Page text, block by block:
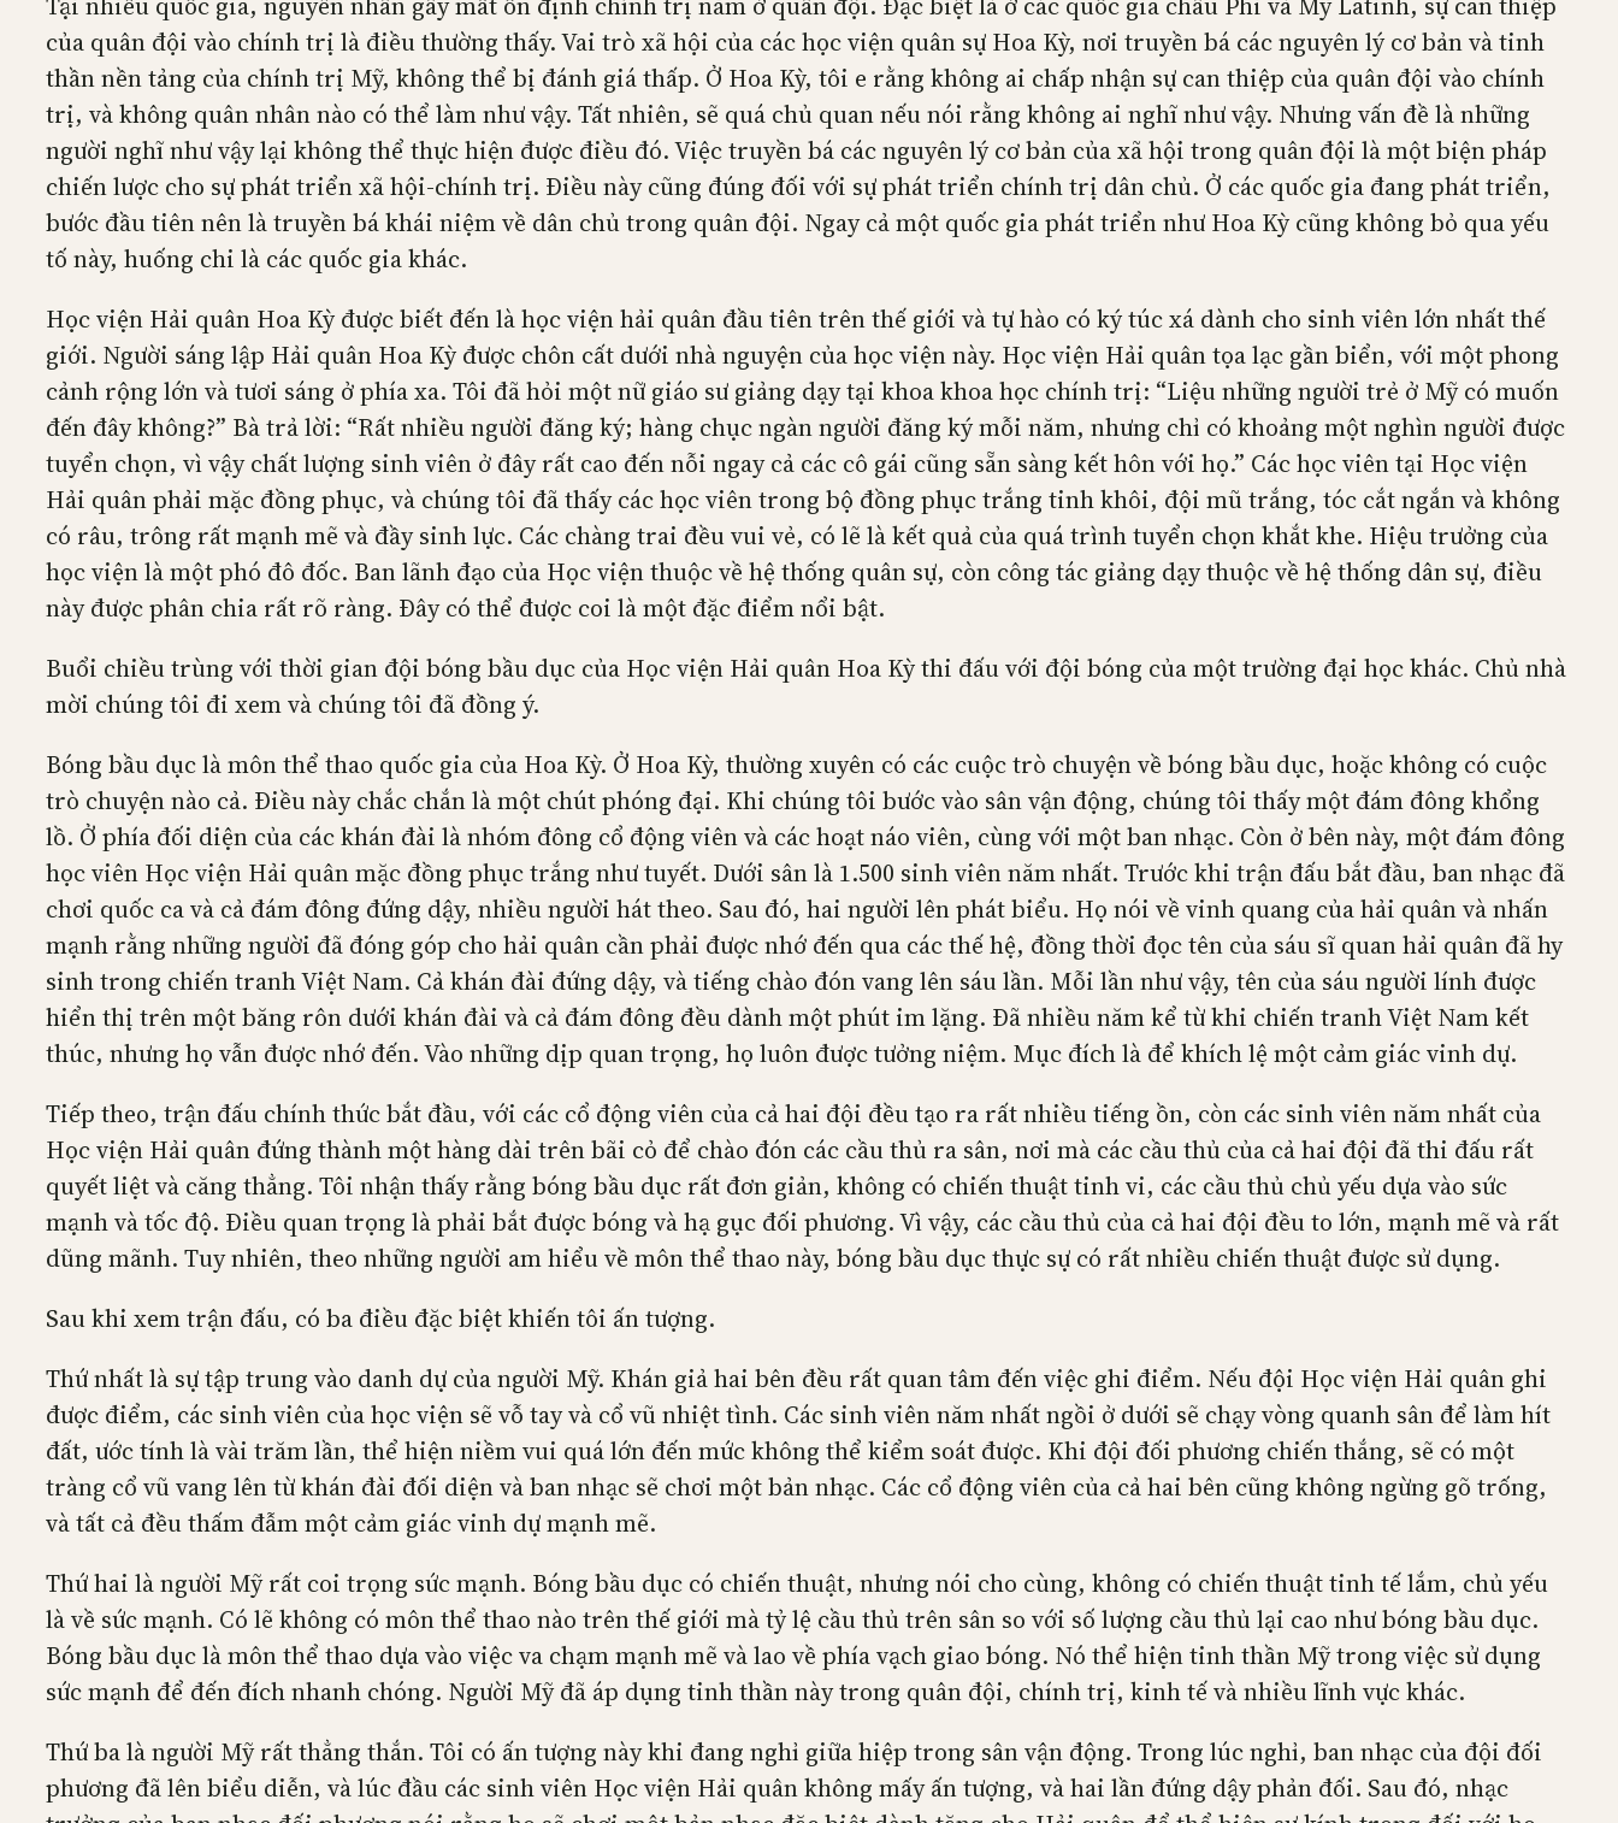
của quân đội vào chính trị là điều thường thấy. Vai trò xã hội của các học viện quân sự Hoa Kỳ, nơi truyền bá các nguyên lý cơ bản và tinh
thần nền tảng của chính trị Mỹ, không thể bị đánh giá thấp. Ở Hoa Kỳ, tôi e rằng không ai chấp nhận sự can thiệp của quân đội vào chính
trị, và không quân nhân nào có thể làm như vậy. Tất nhiên, sẽ quá chủ quan nếu nói rằng không ai nghĩ như vậy. Nhưng vấn đề là những
người nghĩ như vậy lại không thể thực hiện được điều đó. Việc truyền bá các nguyên lý cơ bản của xã hội trong quân đội là một biện pháp
chiến lược cho sự phát triển xã hội-chính trị. Điều này cũng đúng đối với sự phát triển chính trị dân chủ. Ở các quốc gia đang phát triển,
bước đầu tiên nên là truyền bá khái niệm về dân chủ trong quân đội. Ngay cả một quốc gia phát triển như Hoa Kỳ cũng không bỏ qua yếu
tố này, huống chi là các quốc gia khác.
Học viện Hải quân Hoa Kỳ được biết đến là học viện hải quân đầu tiên trên thế giới và tự hào có ký túc xá dành cho sinh viên lớn nhất thế
giới. Người sáng lập Hải quân Hoa Kỳ được chôn cất dưới nhà nguyện của học viện này. Học viện Hải quân tọa lạc gần biển, với một phong
cảnh rộng lớn và tươi sáng ở phía xa. Tôi đã hỏi một nữ giáo sư giảng dạy tại khoa khoa học chính trị: “Liệu những người trẻ ở Mỹ có muốn
đến đây không?” Bà trả lời: “Rất nhiều người đăng ký; hàng chục ngàn người đăng ký mỗi năm, nhưng chỉ có khoảng một nghìn người được
tuyển chọn, vì vậy chất lượng sinh viên ở đây rất cao đến nỗi ngay cả các cô gái cũng sẵn sàng kết hôn với họ.” Các học viên tại Học viện
Hải quân phải mặc đồng phục, và chúng tôi đã thấy các học viên trong bộ đồng phục trắng tinh khôi, đội mũ trắng, tóc cắt ngắn và không
có râu, trông rất mạnh mẽ và đầy sinh lực. Các chàng trai đều vui vẻ, có lẽ là kết quả của quá trình tuyển chọn khắt khe. Hiệu trưởng của
học viện là một phó đô đốc. Ban lãnh đạo của Học viện thuộc về hệ thống quân sự, còn công tác giảng dạy thuộc về hệ thống dân sự, điều
này được phân chia rất rõ ràng. Đây có thể được coi là một đặc điểm nổi bật.
Buổi chiều trùng với thời gian đội bóng bầu dục của Học viện Hải quân Hoa Kỳ thi đấu với đội bóng của một trường đại học khác. Chủ nhà
mời chúng tôi đi xem và chúng tôi đã đồng ý.
Bóng bầu dục là môn thể thao quốc gia của Hoa Kỳ. Ở Hoa Kỳ, thường xuyên có các cuộc trò chuyện về bóng bầu dục, hoặc không có cuộc
trò chuyện nào cả. Điều này chắc chắn là một chút phóng đại. Khi chúng tôi bước vào sân vận động, chúng tôi thấy một đám đông khổng
lồ. Ở phía đối diện của các khán đài là nhóm đông cổ động viên và các hoạt náo viên, cùng với một ban nhạc. Còn ở bên này, một đám đông
học viên Học viện Hải quân mặc đồng phục trắng như tuyết. Dưới sân là 1.500 sinh viên năm nhất. Trước khi trận đấu bắt đầu, ban nhạc đã
chơi quốc ca và cả đám đông đứng dậy, nhiều người hát theo. Sau đó, hai người lên phát biểu. Họ nói về vinh quang của hải quân và nhấn
mạnh rằng những người đã đóng góp cho hải quân cần phải được nhớ đến qua các thế hệ, đồng thời đọc tên của sáu sĩ quan hải quân đã hy
sinh trong chiến tranh Việt Nam. Cả khán đài đứng dậy, và tiếng chào đón vang lên sáu lần. Mỗi lần như vậy, tên của sáu người lính được
hiển thị trên một băng rôn dưới khán đài và cả đám đông đều dành một phút im lặng. Đã nhiều năm kể từ khi chiến tranh Việt Nam kết
thúc, nhưng họ vẫn được nhớ đến. Vào những dịp quan trọng, họ luôn được tưởng niệm. Mục đích là để khích lệ một cảm giác vinh dự.
Tiếp theo, trận đấu chính thức bắt đầu, với các cổ động viên của cả hai đội đều tạo ra rất nhiều tiếng ồn, còn các sinh viên năm nhất của
Học viện Hải quân đứng thành một hàng dài trên bãi cỏ để chào đón các cầu thủ ra sân, nơi mà các cầu thủ của cả hai đội đã thi đấu rất
quyết liệt và căng thẳng. Tôi nhận thấy rằng bóng bầu dục rất đơn giản, không có chiến thuật tinh vi, các cầu thủ chủ yếu dựa vào sức
mạnh và tốc độ. Điều quan trọng là phải bắt được bóng và hạ gục đối phương. Vì vậy, các cầu thủ của cả hai đội đều to lớn, mạnh mẽ và rất
dũng mãnh. Tuy nhiên, theo những người am hiểu về môn thể thao này, bóng bầu dục thực sự có rất nhiều chiến thuật được sử dụng.
Sau khi xem trận đấu, có ba điều đặc biệt khiến tôi ấn tượng.
Thứ nhất là sự tập trung vào danh dự của người Mỹ. Khán giả hai bên đều rất quan tâm đến việc ghi điểm. Nếu đội Học viện Hải quân ghi
được điểm, các sinh viên của học viện sẽ vỗ tay và cổ vũ nhiệt tình. Các sinh viên năm nhất ngồi ở dưới sẽ chạy vòng quanh sân để làm hít
đất, ước tính là vài trăm lần, thể hiện niềm vui quá lớn đến mức không thể kiểm soát được. Khi đội đối phương chiến thắng, sẽ có một
tràng cổ vũ vang lên từ khán đài đối diện và ban nhạc sẽ chơi một bản nhạc. Các cổ động viên của cả hai bên cũng không ngừng gõ trống,
và tất cả đều thấm đẫm một cảm giác vinh dự mạnh mẽ.
Thứ hai là người Mỹ rất coi trọng sức mạnh. Bóng bầu dục có chiến thuật, nhưng nói cho cùng, không có chiến thuật tinh tế lắm, chủ yếu
là về sức mạnh. Có lẽ không có môn thể thao nào trên thế giới mà tỷ lệ cầu thủ trên sân so với số lượng cầu thủ lại cao như bóng bầu dục.
Bóng bầu dục là môn thể thao dựa vào việc va chạm mạnh mẽ và lao về phía vạch giao bóng. Nó thể hiện tinh thần Mỹ trong việc sử dụng
sức mạnh để đến đích nhanh chóng. Người Mỹ đã áp dụng tinh thần này trong quân đội, chính trị, kinh tế và nhiều lĩnh vực khác.
Thứ ba là người Mỹ rất thẳng thắn. Tôi có ấn tượng này khi đang nghỉ giữa hiệp trong sân vận động. Trong lúc nghỉ, ban nhạc của đội đối
phương đã lên biểu diễn, và lúc đầu các sinh viên Học viện Hải quân không mấy ấn tượng, và hai lần đứng dậy phản đối. Sau đó, nhạc